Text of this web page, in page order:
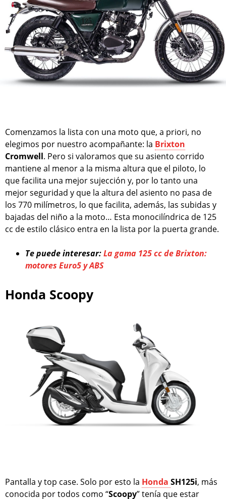
Comenzamos la lista con una moto que, a priori, no
elegimos por nuestro acompañante: la Brixton
Cromwell. Pero si valoramos que su asiento corrido
mantiene al menor a la misma altura que el piloto, lo
que facilita una mejor sujección y, por lo tanto una
mejor seguridad y que la altura del asiento no pasa de
los 770 milímetros, lo que facilita, además, las subidas y
bajadas del niño a la moto… Esta monocilíndrica de 125
cc de estilo clásico entra en la lista por la puerta grande.
Te puede interesar:La gama 125 cc de Brixton:
motores Euro5 y ABS
Honda Scoopy
Pantalla y top case. Solo por esto la Honda SH125i, más
conocida por todos como “Scoopy” tenía que estar